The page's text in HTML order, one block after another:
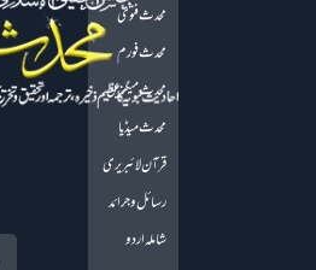
محدث فتویٰ
محدث فورم
محدث میگزین
محدث میڈیا
قرآن لائبریری
رسائل و جرائد
شاملہ اردو